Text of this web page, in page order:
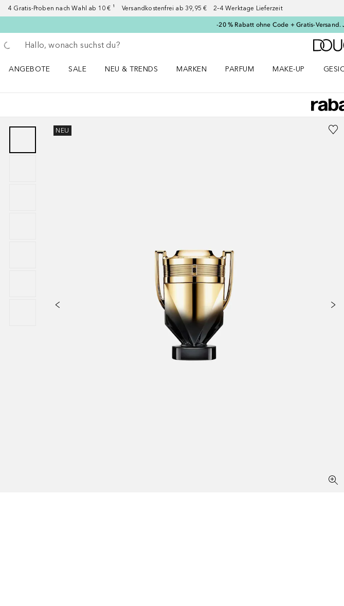
4 Gratis-Proben nach Wahl ab 10 € ¹ Versandkostenfrei ab 39,95 € 2–4 Werktage Lieferzeit
-20 % Rabatt ohne Code + Gratis-
Gehe zurück
Suche ausführen
ANGEBOTE
SALE
NEU & TRENDS
MARKEN
PARFUM
MAKE-UP
NEU